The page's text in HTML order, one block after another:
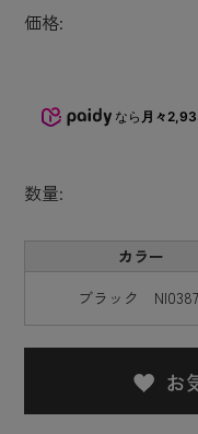
価格:
なら 月々
数量:
カラー
ブラック